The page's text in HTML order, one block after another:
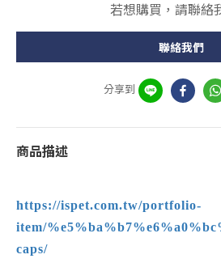
若想購買，請聯絡
聯絡我們
分享到
商品描述
https://ispet.com.tw/portfolio-
item/
caps/